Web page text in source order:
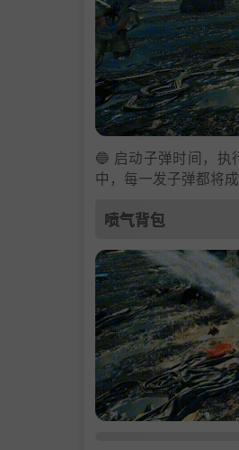
🔵 启动子弹时间，执
中，每一发子弹都将
喷气背包